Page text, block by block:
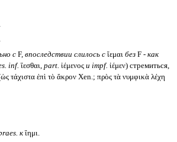
сF, впоследствии слилось сἵεμαι безF - как
inf. ἵεσθαι, part. ἱέμενος и impf. ἱέμεν) стремиться,
τάχιστα ἐπὶ τὸ ἄκρον Xen.; πρὸς τὰ νυμφικὰ λέχη
кἵημι.